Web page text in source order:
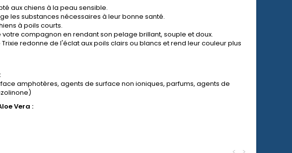
aux chiens à la peau sensible.
les substances nécessaires à leur bonne santé.
à poils courts.
compagnon en rendant son pelage brillant, souple et doux.
redonne de l'éclat aux poils clairs ou blancs et rend leur couleur plus
amphotères, agents de surface non ioniques, parfums, agents de
Vera :